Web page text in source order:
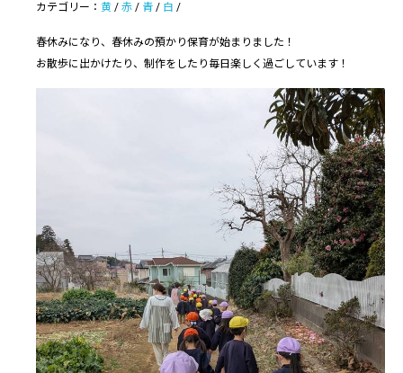
カテゴリー： 黄 / 赤 / 青 / 白 /
春休みになり、春休みの預かり保育が始まりました！
お散歩に出かけたり、制作をしたり毎日楽しく過ごしています！